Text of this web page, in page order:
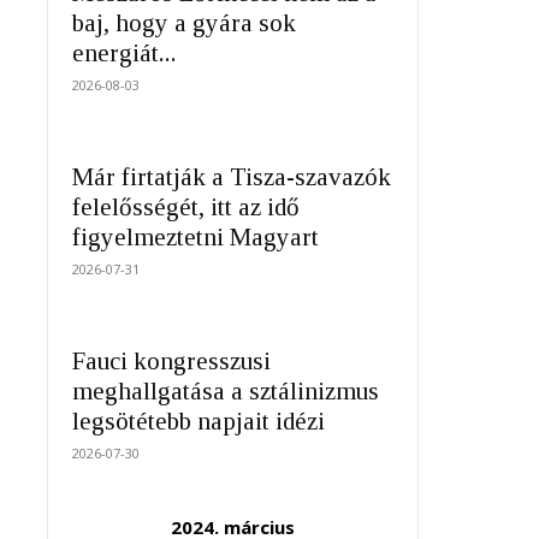
baj, hogy a gyára sok
energiát...
2026-08-03
Már firtatják a Tisza-szavazók
felelősségét, itt az idő
figyelmeztetni Magyart
2026-07-31
Fauci kongresszusi
meghallgatása a sztálinizmus
legsötétebb napjait idézi
2026-07-30
2024. március